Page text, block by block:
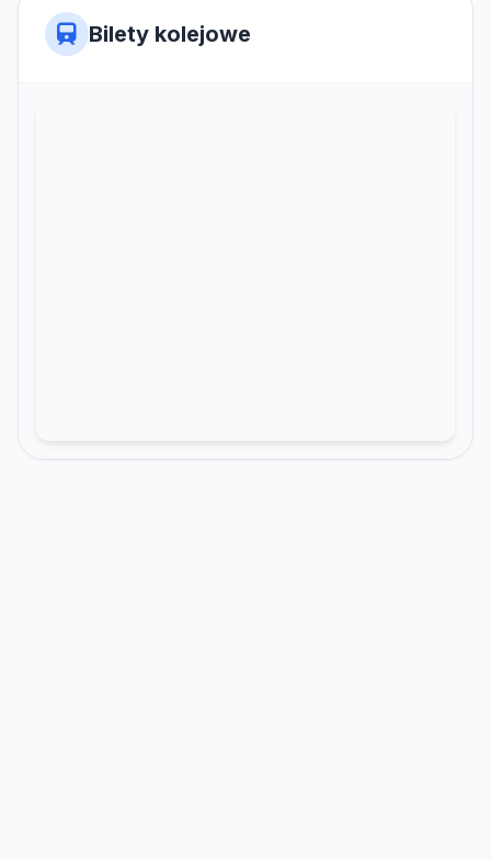
Bilety kolejowe